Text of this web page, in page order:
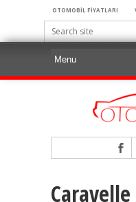
OTOMOBİL FİYATLARI